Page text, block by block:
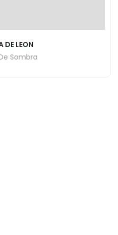
DE LEON
Sombra